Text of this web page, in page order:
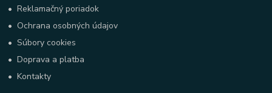
•Reklamačný poriadok
• Ochrana osobných údajov
•Súbory cookies
•Doprava a platba
•Kontakty